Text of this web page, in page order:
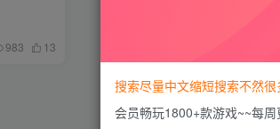
983 13
搜索尽量中文缩短搜索不然
会员畅玩1800+款游戏~~每周